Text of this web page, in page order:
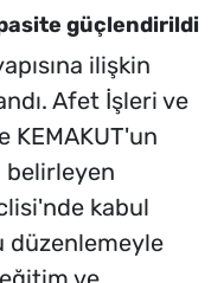
güçlendirildi
ilişkin
Afet İşleri ve
KEMAKUT'un
belirleyen
kabul
düzenlemeyle